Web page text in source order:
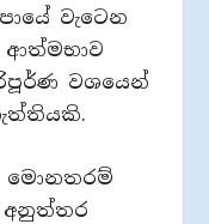
වැටෙන
ආත්මභාව
වශයෙන්
මොනතරම්
අනුත්තර